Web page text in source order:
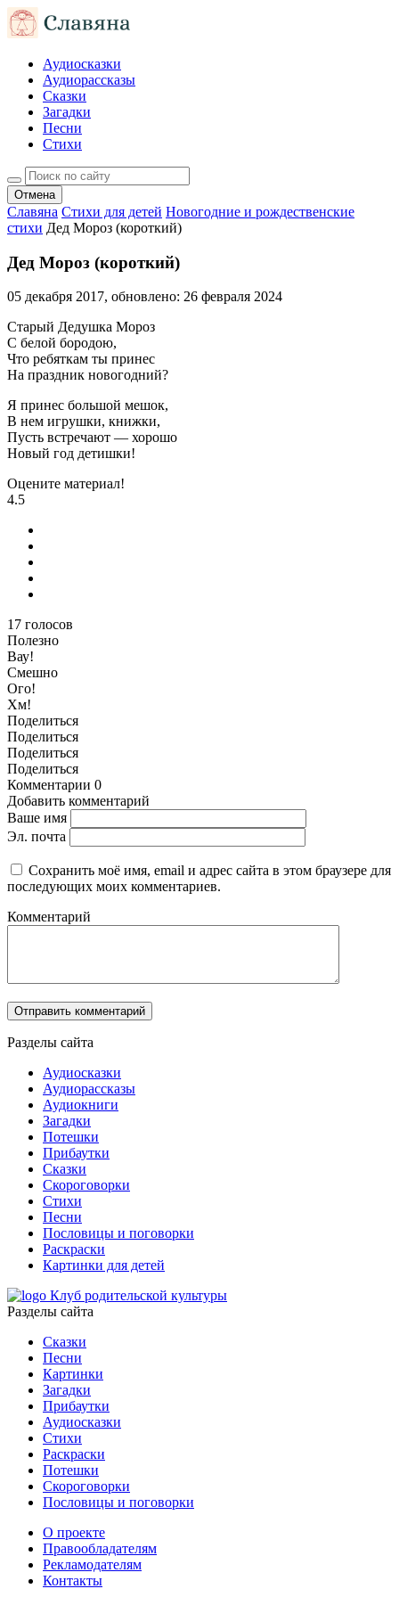
Аудиосказки
Аудиорассказы
Сказки
Загадки
Песни
Стихи
Отмена
Славяна Стихи для детей Новогодние и рождественские
стихи Дед Мороз (короткий)
Дед Мороз (короткий)
05 декабря 2017, обновлено: 26 февраля 2024
Старый Дедушка Мороз
С белой бородою,
Что ребяткам ты принес
На праздник новогодний?
Я принес большой мешок,
В нем игрушки, книжки,
Пусть встречают — хорошо
Новый год детишки!
Оцените материал!
4.5
17 голосов
Полезно
Вау!
Смешно
Ого!
Хм!
Поделиться
Поделиться
Поделиться
Поделиться
Комментарии 0
Добавить комментарий
Ваше имя
Эл. почта
Сохранить моё имя, email и адрес сайта в этом браузере для
последующих моих комментариев.
Комментарий
Разделы сайта
Аудиосказки
Аудиорассказы
Аудиокниги
Загадки
Потешки
Прибаутки
Сказки
Скороговорки
Стихи
Песни
Пословицы и поговорки
Раскраски
Картинки для детей
Клуб родительской культуры
Разделы сайта
Сказки
Песни
Картинки
Загадки
Прибаутки
Аудиосказки
Стихи
Раскраски
Потешки
Скороговорки
Пословицы и поговорки
О проекте
Правообладателям
Рекламодателям
Контакты